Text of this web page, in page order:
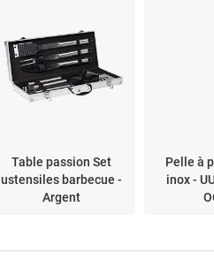
Table passion Set
ustensiles barbecue -
Argent
Pelle à
inox -